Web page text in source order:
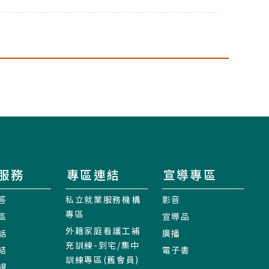
務 專區連結
私立就業服務機構
專區
外籍家庭看護工補
充訓練-到宅/集中
訓練專區(舊會員)
宣導專區
影音
宣導品
廣播
電子書